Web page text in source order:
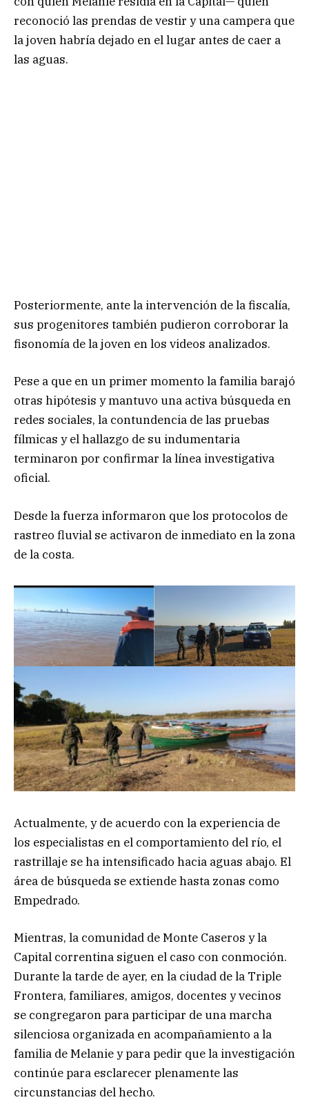
reconoció las prendas de vestir y una campera que
la joven habría dejado en el lugar antes de caer a
las aguas.
Posteriormente, ante la intervención de la fiscalía,
sus progenitores también pudieron corroborar la
fisonomía de la joven en los videos analizados.
Pese a que en un primer momento la familia barajó
otras hipótesis y mantuvo una activa búsqueda en
redes sociales, la contundencia de las pruebas
fílmicas y el hallazgo de su indumentaria
terminaron por confirmar la línea investigativa
oficial.
Desde la fuerza informaron que los protocolos de
rastreo fluvial se activaron de inmediato en la zona
de la costa.
Actualmente, y de acuerdo con la experiencia de
los especialistas en el comportamiento del río, el
rastrillaje se ha intensificado hacia aguas abajo. El
área de búsqueda se extiende hasta zonas como
Empedrado.
Mientras, la comunidad de Monte Caseros y la
Capital correntina siguen el caso con conmoción.
Durante la tarde de ayer, en la ciudad de la Triple
Frontera, familiares, amigos, docentes y vecinos
se congregaron para participar de una marcha
silenciosa organizada en acompañamiento a la
familia de Melanie y para pedir que la investigación
continúe para esclarecer plenamente las
circunstancias del hecho.